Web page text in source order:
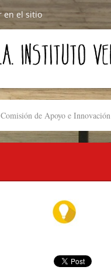
Comisión de Apoyo e Innovación